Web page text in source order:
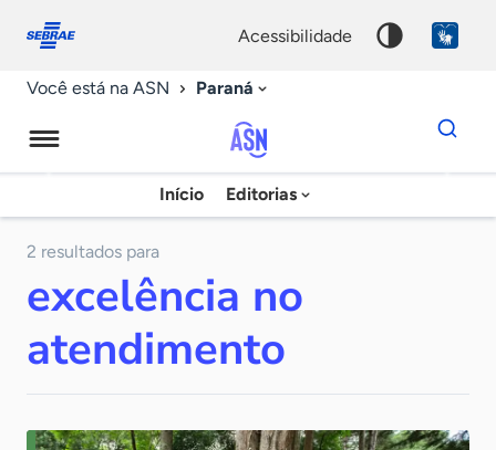
conosco
acessibilidade
Você está na ASN Paraná
Agência
Sebrae
Notícias
Início Editorias
Dados
para
chave
2 resultados para
excelência no
atendimento